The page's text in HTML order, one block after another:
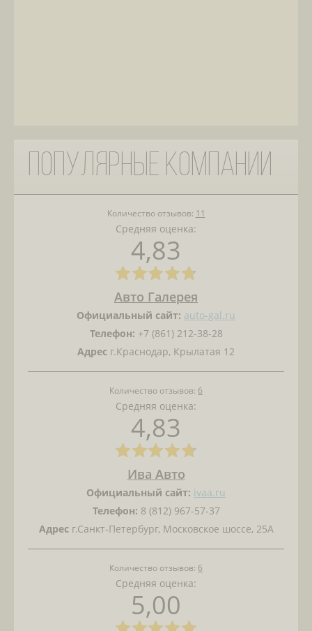
Популярные компании
Количество отзывов: 11
Средняя оценка:
4,83
Авто Галерея
Официальный сайт: auto-gal.ru
Телефон: +7 (861) 212-38-28
Адрес г.Краснодар, Крылатая 12
Количество отзывов: 6
Средняя оценка:
4,83
Ива Авто
Официальный сайт: ivaa.ru
Телефон: 8 (812) 967-57-37
Адресг.Санкт-Петербург, Московское шоссе, 25А
Количество отзывов: 6
Средняя оценка:
5,00